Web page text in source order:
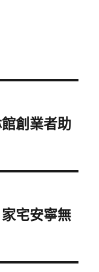
創業者助
宅安寧無